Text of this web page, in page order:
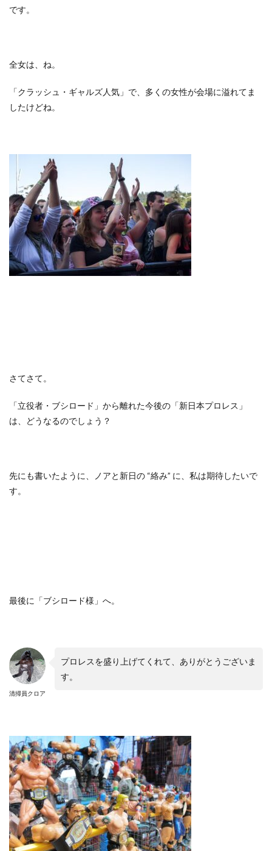
です。
全女は、ね。
「クラッシュ・ギャルズ人気」で、多くの女性が会場に溢れてま
したけどね。
さてさて。
「立役者・ブシロード」から離れた今後の「新日本プロレス」
は、どうなるのでしょう？
先にも書いたように、ノアと新日の “絡み” に、私は期待したいで
す。
最後に「ブシロード様」へ。
清掃員クロア
プロレスを盛り上げてくれて、ありがとうございま
す。